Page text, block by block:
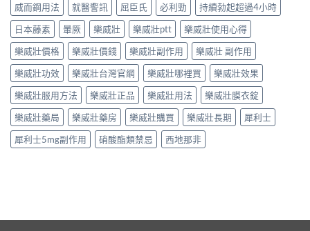
威而鋼用法
就醫警訊 屈臣氏 必利勁
持續勃起超過4小時
日本藤素
暈厥 樂威壯 樂威壯ptt
樂威壯使用心得
樂威壯價格
樂威壯價錢 樂威壯副作用
樂威壯 副作用
樂威壯功效
樂威壯台灣官網 樂威壯哪裡買
樂威壯效果
樂威壯服用方法
樂威壯正品 樂威壯用法
樂威壯膜衣錠
樂威壯藥局
樂威壯藥房 樂威壯購買 樂威壯長期
犀利士
犀利士5mg副作用
硝酸酯類禁忌 西地那非